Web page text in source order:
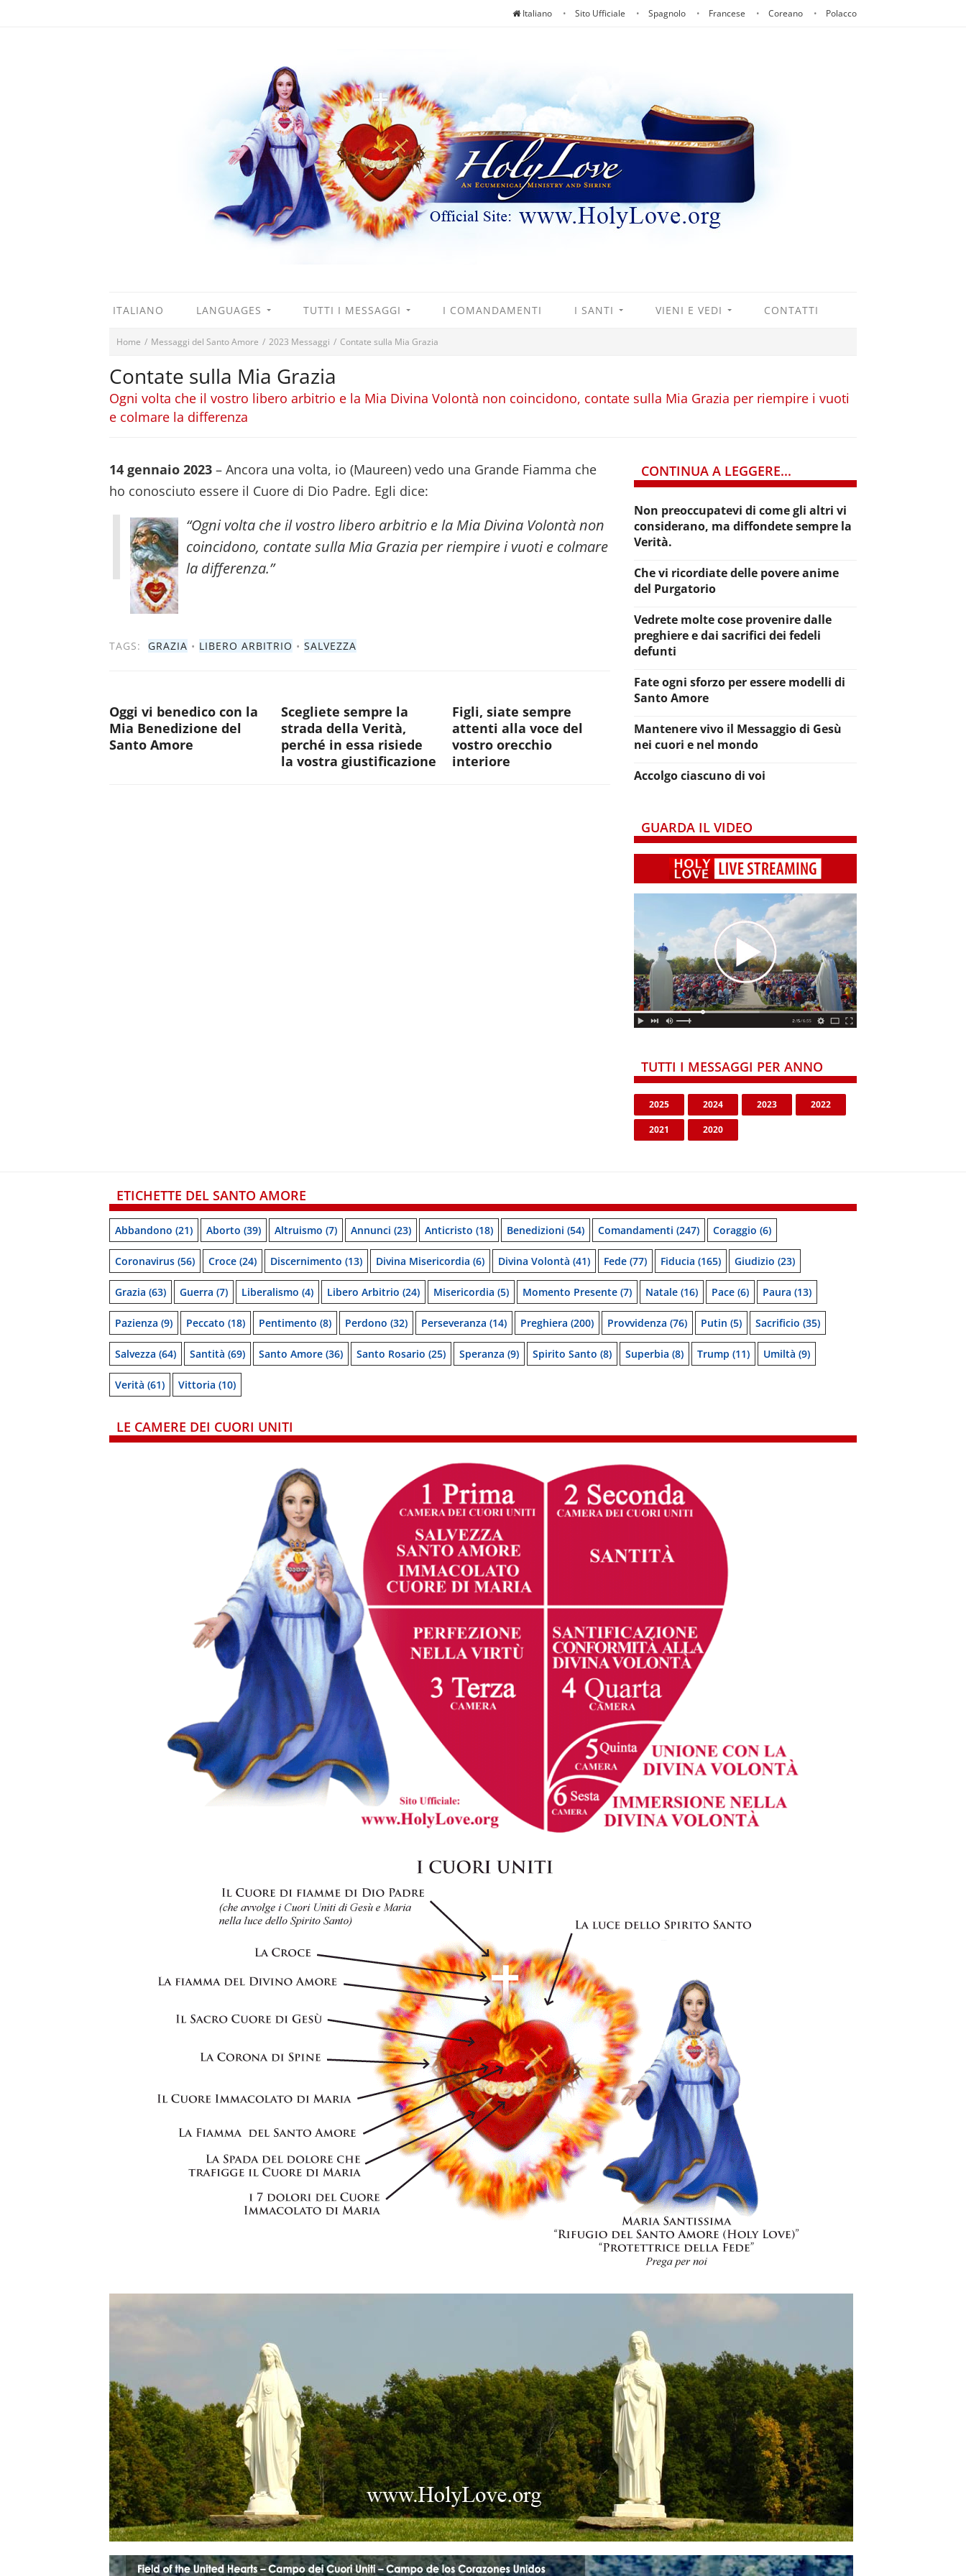
Italiano Sito Ufficiale Spagnolo Francese Coreano Polacco
ITALIANO LANGUAGES TUTTI I MESSAGGI I COMANDAMENTI I SANTI VIENI E VEDI CONTATTI
Home / Messaggi del Santo Amore / 2023 Messaggi / Contate sulla Mia Grazia
Contate sulla Mia Grazia
Ogni volta che il vostro libero arbitrio e la Mia Divina Volontà non coincidono, contate sulla Mia Grazia per riempire i vuoti
e colmare la differenza
14 gennaio 2023 – Ancora una volta, io (Maureen) vedo una Grande Fiamma che
ho conosciuto essere il Cuore di Dio Padre. Egli dice:
“Ogni volta che il vostro libero arbitrio e la Mia Divina Volontà non
coincidono, contate sulla Mia Grazia per riempire i vuoti e colmare
la differenza.”
TAGS: GRAZIA • LIBERO ARBITRIO • SALVEZZA
Oggi vi benedico con la
Mia Benedizione del
Santo Amore
Scegliete sempre la
strada della Verità,
perché in essa risiede
la vostra giustificazione
Figli, siate sempre
attenti alla voce del
vostro orecchio
interiore
CONTINUA A LEGGERE...
Non preoccupatevi di come gli altri vi
considerano, ma diffondete sempre la
Verità.
Che vi ricordiate delle povere anime
del Purgatorio
Vedrete molte cose provenire dalle
preghiere e dai sacrifici dei fedeli
defunti
Fate ogni sforzo per essere modelli di
Santo Amore
Mantenere vivo il Messaggio di Gesù
nei cuori e nel mondo
Accolgo ciascuno di voi
GUARDA IL VIDEO
TUTTI I MESSAGGI PER ANNO
2025 2024 2023 2022
2021 2020
ETICHETTE DEL SANTO AMORE
Abbandono (21) Aborto (39) Altruismo (7) Annunci (23) Anticristo (18) Benedizioni (54) Comandamenti (247) Coraggio (6)
Coronavirus (56) Croce (24) Discernimento (13) Divina Misericordia (6) Divina Volontà (41) Fede (77) Fiducia (165) Giudizio (23)
Grazia (63) Guerra (7) Liberalismo (4) Libero Arbitrio (24) Misericordia (5) Momento Presente (7) Natale (16) Pace (6) Paura (13)
Pazienza (9) Peccato (18) Pentimento (8) Perdono (32) Perseveranza (14) Preghiera (200) Provvidenza (76) Putin (5) Sacrificio (35)
Salvezza (64) Santità (69) Santo Amore (36) Santo Rosario (25) Speranza (9) Spirito Santo (8) Superbia (8) Trump (11) Umiltà (9)
Verità (61) Vittoria (10)
LE CAMERE DEI CUORI UNITI